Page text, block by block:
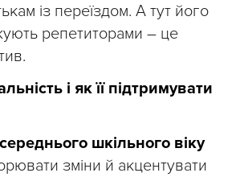
із переїздом. А тут його
репетиторами – це
і як її підтримувати
середнього шкільного віку
зміни й акцентувати